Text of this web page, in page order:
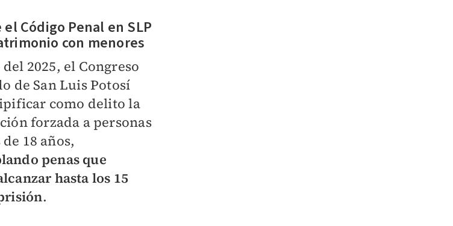
el Código Penal en SLP
con menores
2025, el Congreso
de San Luis Potosí
como delito la
forzada a personas
18 años,
penas que
hasta los 15
.